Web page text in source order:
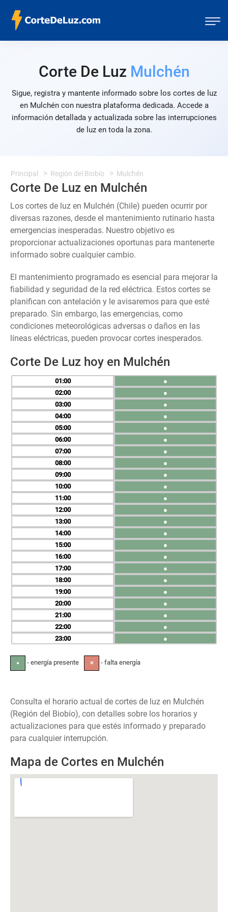
Corte De Luz Mulchén
Sigue, registra y mantente informado sobre los cortes de luz
en Mulchén con nuestra plataforma dedicada. Accede a
información detallada y actualizada sobre las interrupciones
de luz en toda la zona.
Principal Región del Biobío Mulchén
Corte De Luz en Mulchén
Los cortes de luz en Mulchén (Chile) pueden ocurrir por
diversas razones, desde el mantenimiento rutinario hasta
emergencias inesperadas. Nuestro objetivo es
proporcionar actualizaciones oportunas para mantenerte
informado sobre cualquier cambio.
El mantenimiento programado es esencial para mejorar la
fiabilidad y seguridad de la red eléctrica. Estos cortes se
planifican con antelación y le avisaremos para que esté
preparado. Sin embargo, las emergencias, como
condiciones meteorológicas adversas o daños en las
líneas eléctricas, pueden provocar cortes inesperados.
Corte De Luz hoy en Mulchén
01
02
03
04
05
06
07
08
09
10
11
12
13
14
15
16
17
18
19
20
21
22
23
●
●
●
●
●
●
●
●
●
●
●
●
●
●
●
●
●
●
●
●
●
●
●
● - energía presente ✕ - falta energía
Consulta el horario actual de cortes de luz en Mulchén
(Región del Biobío), con detalles sobre los horarios y
actualizaciones para que estés informado y preparado
para cualquier interrupción.
Mapa de Cortes en Mulchén